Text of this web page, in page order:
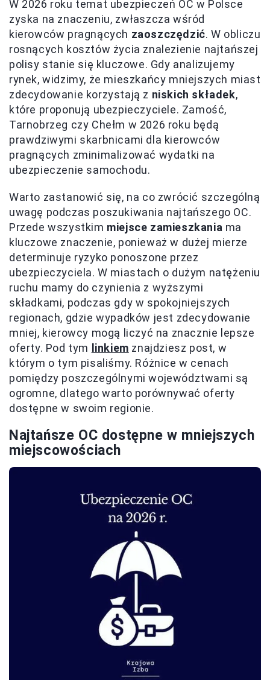
W 2026 roku temat ubezpieczeń OC w Polsce
zyska na znaczeniu, zwłaszcza wśród
kierowców pragnących zaoszczędzić. W obliczu
rosnących kosztów życia znalezienie najtańszej
polisy stanie się kluczowe. Gdy analizujemy
rynek, widzimy, że mieszkańcy mniejszych miast
zdecydowanie korzystają z niskich składek,
które proponują ubezpieczyciele. Zamość,
Tarnobrzeg czy Chełm w 2026 roku będą
prawdziwymi skarbnicami dla kierowców
pragnących zminimalizować wydatki na
ubezpieczenie samochodu.
Warto zastanowić się, na co zwrócić szczególną
uwagę podczas poszukiwania najtańszego OC.
Przede wszystkim miejsce zamieszkania ma
kluczowe znaczenie, ponieważ w dużej mierze
determinuje ryzyko ponoszone przez
ubezpieczyciela. W miastach o dużym natężeniu
ruchu mamy do czynienia z wyższymi
składkami, podczas gdy w spokojniejszych
regionach, gdzie wypadków jest zdecydowanie
mniej, kierowcy mogą liczyć na znacznie lepsze
oferty. Pod tym linkiem znajdziesz post, w
którym o tym pisaliśmy. Różnice w cenach
pomiędzy poszczególnymi województwami są
ogromne, dlatego warto porównywać oferty
dostępne w swoim regionie.
Najtańsze OC dostępne w mniejszych
miejscowościach